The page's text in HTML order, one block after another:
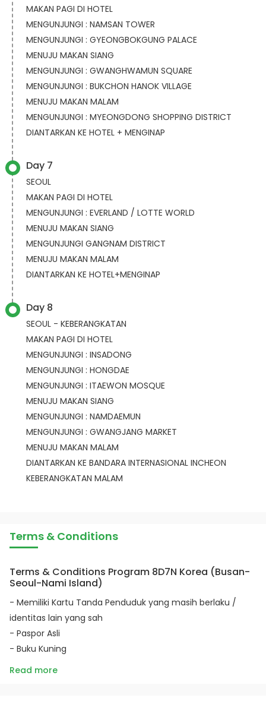
MAKAN PAGI DI HOTEL
MENGUNJUNGI : NAMSAN TOWER
MENGUNJUNGI : GYEONGBOKGUNG PALACE
MENUJU MAKAN SIANG
MENGUNJUNGI : GWANGHWAMUN SQUARE
MENGUNJUNGI : BUKCHON HANOK VILLAGE
MENUJU MAKAN MALAM
MENGUNJUNGI : MYEONGDONG SHOPPING DISTRICT
DIANTARKAN KE HOTEL + MENGINAP
Day 7
SEOUL
MAKAN PAGI DI HOTEL
MENGUNJUNGI : EVERLAND / LOTTE WORLD
MENUJU MAKAN SIANG
MENGUNJUNGI GANGNAM DISTRICT
MENUJU MAKAN MALAM
DIANTARKAN KE HOTEL+MENGINAP
Day 8
SEOUL - KEBERANGKATAN
MAKAN PAGI DI HOTEL
MENGUNJUNGI : INSADONG
MENGUNJUNGI : HONGDAE
MENGUNJUNGI : ITAEWON MOSQUE
MENUJU MAKAN SIANG
MENGUNJUNGI : NAMDAEMUN
MENGUNJUNGI : GWANGJANG MARKET
MENUJU MAKAN MALAM
DIANTARKAN KE BANDARA INTERNASIONAL INCHEON
KEBERANGKATAN MALAM
Terms & Conditions
Terms & Conditions Program 8D7N Korea (Busan-
Seoul-Nami Island)
- Memiliki Kartu Tanda Penduduk yang masih berlaku /
identitas lain yang sah
- Paspor Asli
- Buku Kuning
Read more